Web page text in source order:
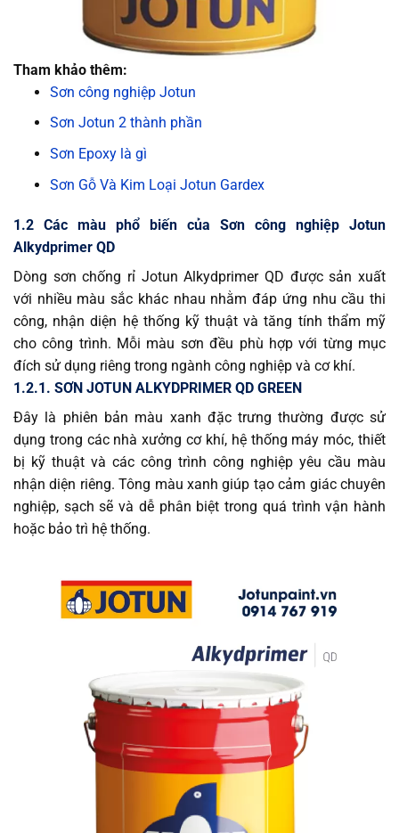
Tham khảo thêm:
Sơn công nghiệp Jotun
Sơn Jotun 2 thành phần
Sơn Epoxy là gì
Sơn Gỗ Và Kim Loại Jotun Gardex
1.2 Các màu phổ biến của Sơn công nghiệp Jotun
Alkydprimer QD
Dòng sơn chống rỉ Jotun Alkydprimer QD được sản xuất
với nhiều màu sắc khác nhau nhằm đáp ứng nhu cầu thi
công, nhận diện hệ thống kỹ thuật và tăng tính thẩm mỹ
cho công trình. Mỗi màu sơn đều phù hợp với từng mục
đích sử dụng riêng trong ngành công nghiệp và cơ khí.
1.2.1. SƠN JOTUN ALKYDPRIMER QD GREEN
Đây là phiên bản màu xanh đặc trưng thường được sử
dụng trong các nhà xưởng cơ khí, hệ thống máy móc, thiết
bị kỹ thuật và các công trình công nghiệp yêu cầu màu
nhận diện riêng. Tông màu xanh giúp tạo cảm giác chuyên
nghiệp, sạch sẽ và dễ phân biệt trong quá trình vận hành
hoặc bảo trì hệ thống.